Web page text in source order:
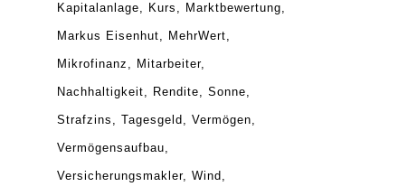
Kapitalanlage Kurs Marktbewertung
Markus Eisenhut MehrWert
Mikrofinanz Mitarbeiter
Nachhaltigkeit Rendite Sonne
Strafzins Tagesgeld Vermögen
Vermögensaufbau
Versicherungsmakler Wind